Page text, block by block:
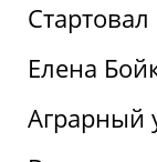
Елена
Аграрный